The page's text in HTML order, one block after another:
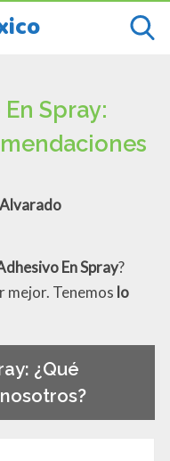
Spray:
En Spray?
mejor. Tenemos lo
¿Qué